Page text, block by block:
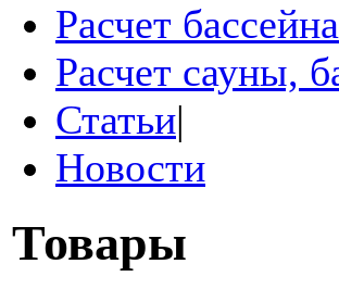
Расчет бассейна
Расчет сауны,
Статьи|
Новости
Товары